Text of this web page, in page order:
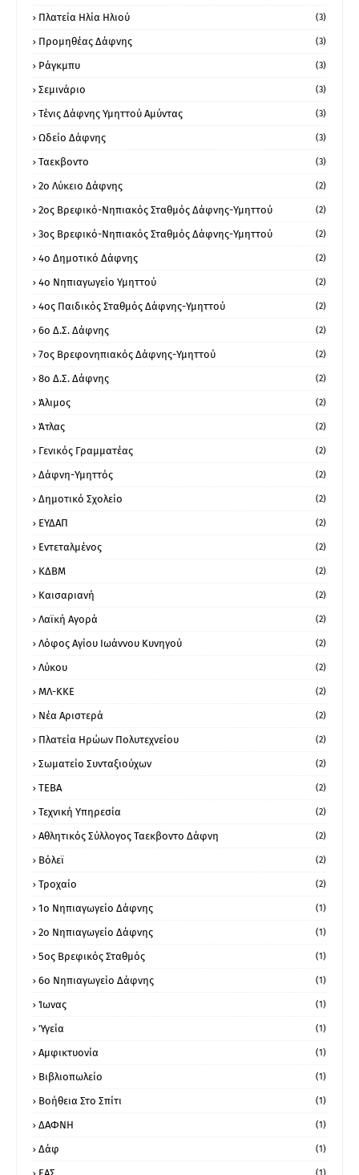
Πλατεία Ηλία Ηλιού (3)
Προμηθέας Δάφνης (3)
Ράγκμπυ (3)
Σεμινάριο (3)
Τένις Δάφνης Υμηττού Αμύντας (3)
Ωδείο Δάφνης (3)
Ταεκβοντο (3)
2ο Λύκειο Δάφνης (2)
2ος Βρεφικό-Νηπιακός Σταθμός Δάφνης-Υμηττού (2)
3ος Βρεφικό-Νηπιακός Σταθμός Δάφνης-Υμηττού (2)
4ο Δημοτικό Δάφνης (2)
4ο Νηπιαγωγείο Υμηττού (2)
4ος Παιδικός Σταθμός Δάφνης-Υμηττού (2)
6ο Δ.Σ. Δάφνης (2)
7ος Βρεφονηπιακός Δάφνης-Υμηττού (2)
8ο Δ.Σ. Δάφνης (2)
Άλιμος (2)
Άτλας (2)
Γενικός Γραμματέας (2)
Δάφνη-Υμηττός (2)
Δημοτικό Σχολείο (2)
ΕΥΔΑΠ (2)
Εντεταλμένος (2)
ΚΔΒΜ (2)
Καισαριανή (2)
Λαϊκή Αγορά (2)
Λόφος Αγίου Ιωάννου Κυνηγού (2)
Λύκου (2)
ΜΛ-ΚΚΕ (2)
Νέα Αριστερά (2)
Πλατεία Ηρώων Πολυτεχνείου (2)
Σωματείο Συνταξιούχων (2)
ΤΕΒΑ (2)
Τεχνική Υπηρεσία (2)
Αθλητικός Σύλλογος Ταεκβοντο Δάφνη (2)
Βόλεϊ (2)
Τροχαίο (2)
1ο Νηπιαγωγείο Δάφνης (1)
2ο Νηπιαγωγείο Δάφνης (1)
5ος Βρεφικός Σταθμός (1)
6ο Νηπιαγωγείο Δάφνης (1)
Ίωνας (1)
Ύγεία (1)
Αμφικτυονία (1)
Βιβλιοπωλείο (1)
Βοήθεια Στο Σπίτι (1)
ΔΑΦΝΗ (1)
Δάφ (1)
(1)